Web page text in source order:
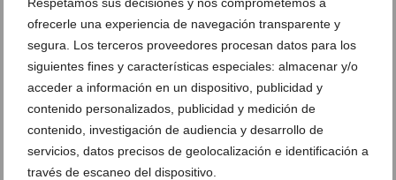
ofrecerle una experiencia de navegación transparente y
segura. Los terceros proveedores procesan datos para los
siguientes fines y características especiales: almacenar y/o
acceder a información en un dispositivo, publicidad y
contenido personalizados, publicidad y medición de
contenido, investigación de audiencia y desarrollo de
servicios, datos precisos de geolocalización e identificación a
través de escaneo del dispositivo.
El Tribunal Supremo confirma la condena de
prisión al expolicía de Dénia que acosó al concejal
Javier Scotto
04 de agosto de 2026